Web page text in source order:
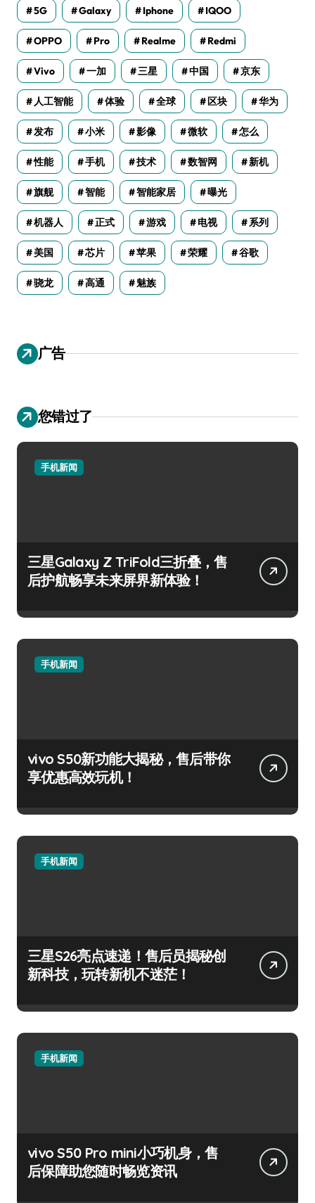
5G Galaxy Iphone IQOO
OPPO Pro Realme Redmi
Vivo 一加 三星 中国 京东
人工智能 体验 全球 区块 华为
发布 小米 影像 微软 怎么
性能 手机 技术 数智网 新机
旗舰 智能 智能家居 曝光
机器人 正式 游戏 电视 系列
美国 芯片 苹果 荣耀 谷歌
骁龙 高通 魅族
广告
您错过了
手机新闻
三星Galaxy Z TriFold三折叠，售
后护航畅享未来屏界新体验！
手机新闻
vivo S50新功能大揭秘，售后带你
享优惠高效玩机！
手机新闻
三星S26亮点速递！售后员揭秘创
新科技，玩转新机不迷茫！
手机新闻
vivo S50 Pro mini小巧机身，售
后保障助您随时畅览资讯